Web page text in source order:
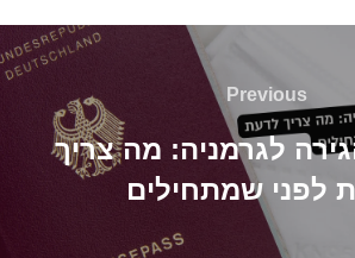
Previous
לגרמניה: מה צריך
לפני שמתחילים